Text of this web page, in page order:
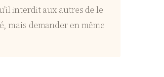
interdit aux autres de le
mais demander en même